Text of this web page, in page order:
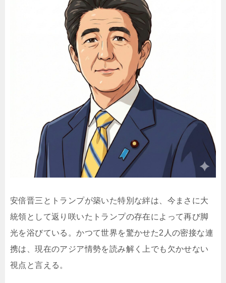
安倍晋三とトランプが築いた特別な絆は、今まさに大
統領として返り咲いたトランプの存在によって再び脚
光を浴びている。かつて世界を驚かせた2人の密接な連
携は、現在のアジア情勢を読み解く上でも欠かせない
視点と言える。